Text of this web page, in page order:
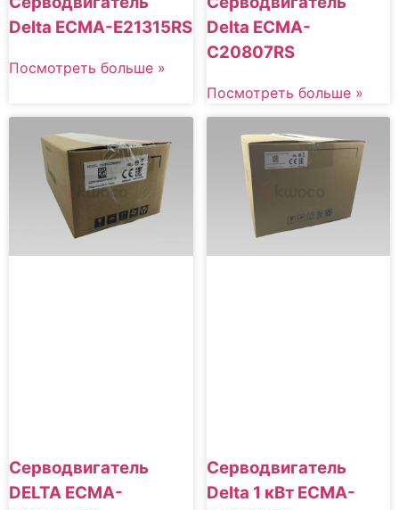
Delta ECMA-E21315RS
Посмотреть больше »
Delta ECMA-
C20807RS
Посмотреть больше »
Серводвигатель
DELTA ECMA-
Серводвигатель
Delta 1 кВт ECMA-